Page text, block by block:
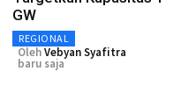
GW
REGIONAL
OlehVebyan Syafitra
baru saja